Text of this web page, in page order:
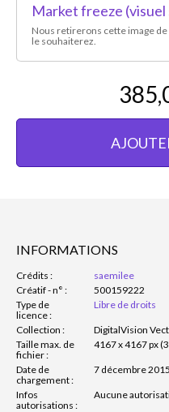
Market freeze (visuel
Nous retirerons cette image
le souhaiterez.
INFORMATIONS
Crédits :
saemilee
Créatif - n° :
500159222
Type de
licence :
Libre de droits
Collection :
DigitalVision
Taille max. de
fichier :
4167 x 4167 px
Date de
chargement :
7 décembre 2015
Infos
autorisations :
Aucune